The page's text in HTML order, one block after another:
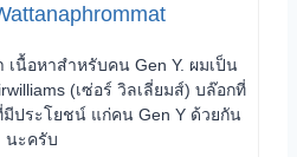
เนื้อหาสำหรับคน Gen Y. ผมเป็น
(เซ่อร์ วิลเลี่ยมส์) บล๊อกที่
มีประโยชน์ แก่คน Gen Y ด้วยกัน
นะครับ